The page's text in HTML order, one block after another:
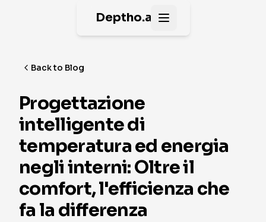
Deptho.ai Open main menu
Back to Blog
Progettazione
intelligente di
temperatura ed energia
negli interni: Oltre il
comfort, l'efficienza che
fa la differenza